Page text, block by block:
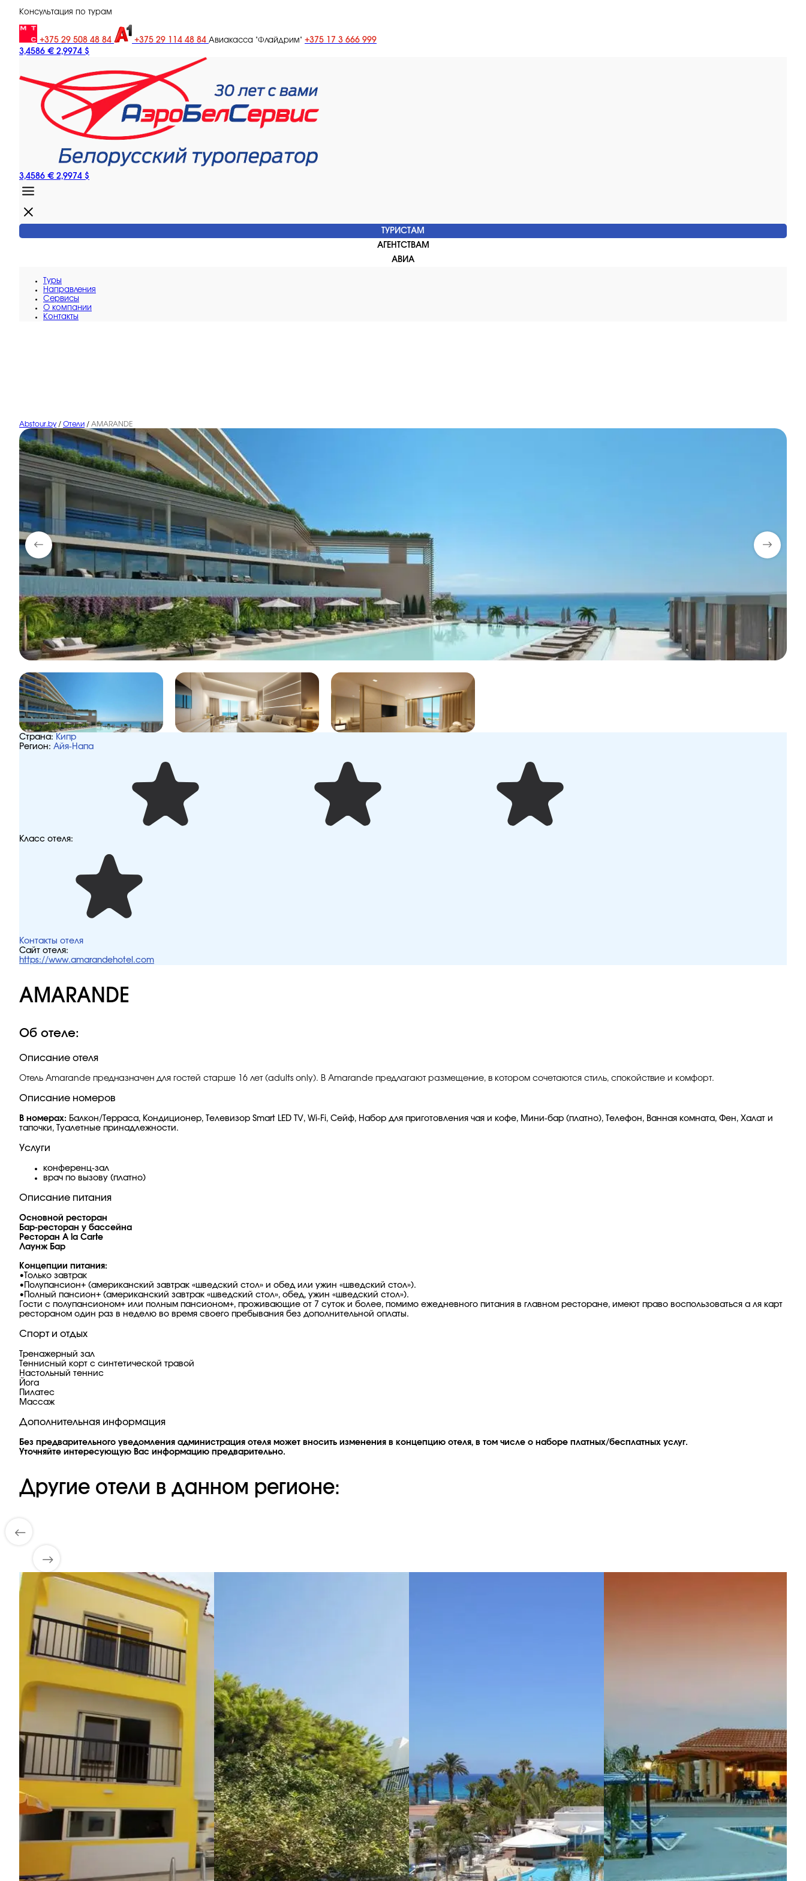
Консультация по турам
+375 29 508 48 84 +375 29 114 48 84 Авиакасса "Флайдрим" +375 17 3 666 999
3,4586 € 2,9974 $
3,4586 € 2,9974 $
ТУРИСТАМ
АГЕНТСТВАМ
АВИА
Туры
Направления
Сервисы
O компании
Контакты
Abstour.by / Отели / AMARANDE
Страна: Кипр
Регион: Айя-Напа
Класс отеля:
Контакты отеля
Сайт отеля:
https://www.amarandehotel.com
AMARANDE
Об отеле:
Описание отеля
Отель Amarande предназначен для гостей старше 16 лет (adults only). В Amarande предлагают размещение, в котором сочетаются стиль, спокойствие и комфорт.
Описание номеров
В номерах: Балкон/Терраса, Кондиционер, Телевизор Smart LED TV, Wi-Fi, Сейф, Набор для приготовления чая и кофе, Мини-бар (платно), Телефон, Ванная комната, Фен, Халат и
тапочки, Туалетные принадлежности.
Услуги
конференц-зал
врач по вызову (платно)
Описание питания
Основной ресторан
Бар-ресторан у бассейна
Ресторан A la Carte
Лаунж Бар
Концепции питания:
•Только завтрак
•Полупансион+ (американский завтрак «шведский стол» и обед или ужин «шведский стол»).
•Полный пансион+ (американский завтрак «шведский стол», обед, ужин «шведский стол»).
Гости с полупансионом+ или полным пансионом+, проживающие от 7 суток и более, помимо ежедневного питания в главном ресторане, имеют право воспользоваться а ля карт
рестораном один раз в неделю во время своего пребывания без дополнительной оплаты.
Спорт и отдых
Тренажерный зал
Теннисный корт с синтетической травой
Настольный теннис
Йога
Пилатес
Массаж
Дополнительная информация
Без предварительного уведомления администрация отеля может вносить изменения в концепцию отеля, в том числе о наборе платных/бесплатных услуг.
Уточняйте интересующую Вас информацию предварительно.
Другие отели в данном регионе: